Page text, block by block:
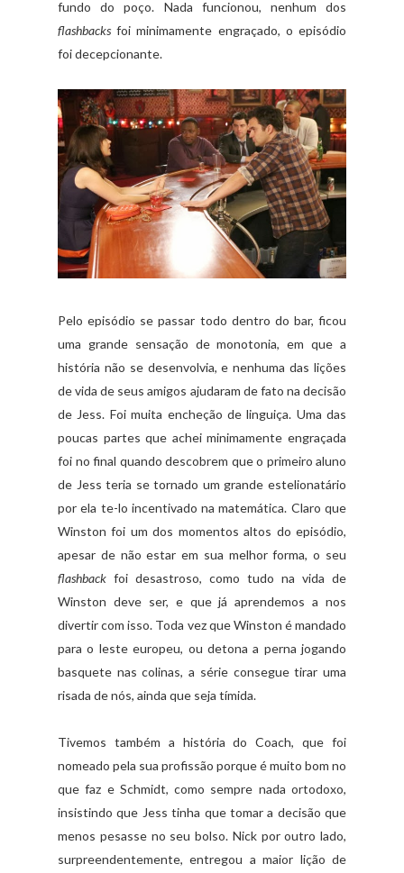
fundo do poço. Nada funcionou, nenhum dos
flashbacks foi minimamente engraçado, o episódio
foi decepcionante.
Pelo episódio se passar todo dentro do bar, ficou
uma grande sensação de monotonia, em que a
história não se desenvolvia, e nenhuma das lições
de vida de seus amigos ajudaram de fato na decisão
de Jess. Foi muita encheção de linguiça. Uma das
poucas partes que achei minimamente engraçada
foi no final quando descobrem que o primeiro aluno
de Jess teria se tornado um grande estelionatário
por ela te-lo incentivado na matemática. Claro que
Winston foi um dos momentos altos do episódio,
apesar de não estar em sua melhor forma, o seu
flashback foi desastroso, como tudo na vida de
Winston deve ser, e que já aprendemos a nos
divertir com isso. Toda vez que Winston é mandado
para o leste europeu, ou detona a perna jogando
basquete nas colinas, a série consegue tirar uma
risada de nós, ainda que seja tímida.
Tivemos também a história do Coach, que foi
nomeado pela sua profissão porque é muito bom no
que faz e Schmidt, como sempre nada ortodoxo,
insistindo que Jess tinha que tomar a decisão que
menos pesasse no seu bolso. Nick por outro lado,
surpreendentemente, entregou a maior lição de